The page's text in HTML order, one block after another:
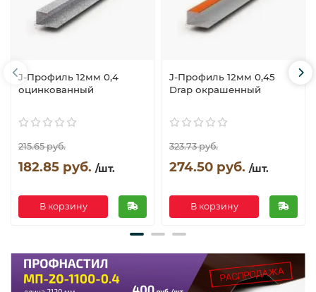
J-Профиль 12мм 0,4
оцинкованный
215.65 руб.
182.85 руб. /шт.
В корзину
J-Профиль 12мм 0,45
Drap окрашенный
323.73 руб.
274.50 руб. /шт.
В корзину